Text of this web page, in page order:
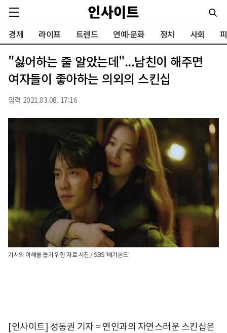
경제 라이프 트렌드 연예·문화 정치 사회
"싫어하는 줄 알았는데"...남친이 해주면
여자들이 좋아하는 의외의 스킨십
입력 2021.03.08. 17:16
기사의 이해를 돕기 위한 자료 사진 / SBS '배가본드'
[인사이트] 성동권 기자 = 연인과의 자연스러운 스킨십은